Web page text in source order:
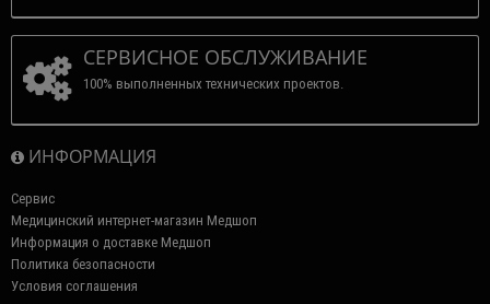
СЕРВИСНОЕ ОБСЛУЖИВАНИЕ
100% выполненных технических проектов.
ИНФОРМАЦИЯ
Сервис
Медицинский интернет-магазин Медшоп
Информация о доставке Медшоп
Политика безопасности
Условия соглашения